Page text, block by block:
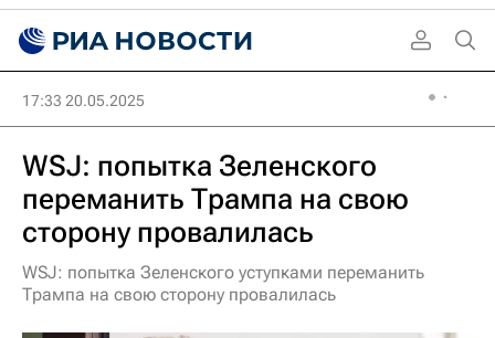
17:33 20.05.2025
WSJ: попытка Зеленского
переманить Трампа на свою
сторону провалилась
WSJ: попытка Зеленского уступками переманить
Трампа на свою сторону провалилась